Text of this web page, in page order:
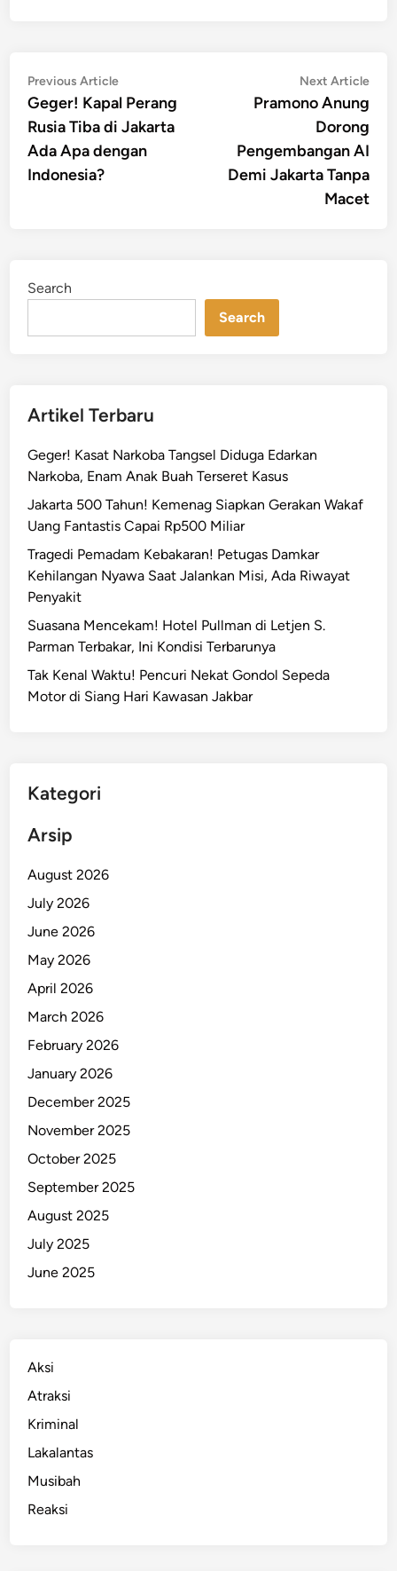
Post
navigation
Previous ArticlePrevious
article:
Geger! Kapal Perang
Rusia Tiba di Jakarta
Ada Apa dengan
Indonesia?
Next Article
Pramono Anung
Dorong
Pengembangan AI
Demi Jakarta Tanpa
Macet
Search
Search
Artikel Terbaru
Geger! Kasat Narkoba Tangsel Diduga Edarkan
Narkoba, Enam Anak Buah Terseret Kasus
Jakarta 500 Tahun! Kemenag Siapkan Gerakan Wakaf
Uang Fantastis Capai Rp500 Miliar
Tragedi Pemadam Kebakaran! Petugas Damkar
Kehilangan Nyawa Saat Jalankan Misi, Ada Riwayat
Penyakit
Suasana Mencekam! Hotel Pullman di Letjen S.
Parman Terbakar, Ini Kondisi Terbarunya
Tak Kenal Waktu! Pencuri Nekat Gondol Sepeda
Motor di Siang Hari Kawasan Jakbar
Kategori
Arsip
August 2026
July 2026
June 2026
May 2026
April 2026
March 2026
February 2026
January 2026
December 2025
November 2025
October 2025
September 2025
August 2025
July 2025
June 2025
Aksi
Atraksi
Kriminal
Lakalantas
Musibah
Reaksi